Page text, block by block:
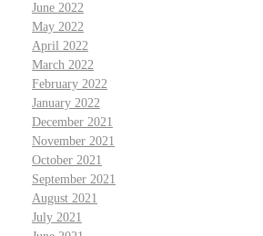
June 2022
May 2022
April 2022
March 2022
February 2022
January 2022
December 2021
November 2021
October 2021
September 2021
August 2021
July 2021